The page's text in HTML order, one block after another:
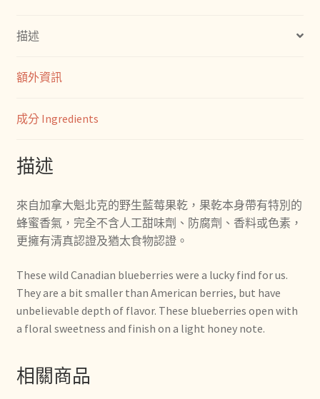
量
描述
額外資訊
成分 Ingredients
描述
來自加拿大魁北克的野生藍莓果乾，果乾本身帶有特別的
蜂蜜香氣，完全不含人工甜味劑、防腐劑、香料或色素，
更擁有清真認證及猶太食物認證。
These wild Canadian blueberries were a lucky find for us.
They are a bit smaller than American berries, but have
unbelievable depth of flavor. These blueberries open with
a floral sweetness and finish on a light honey note.
相關商品